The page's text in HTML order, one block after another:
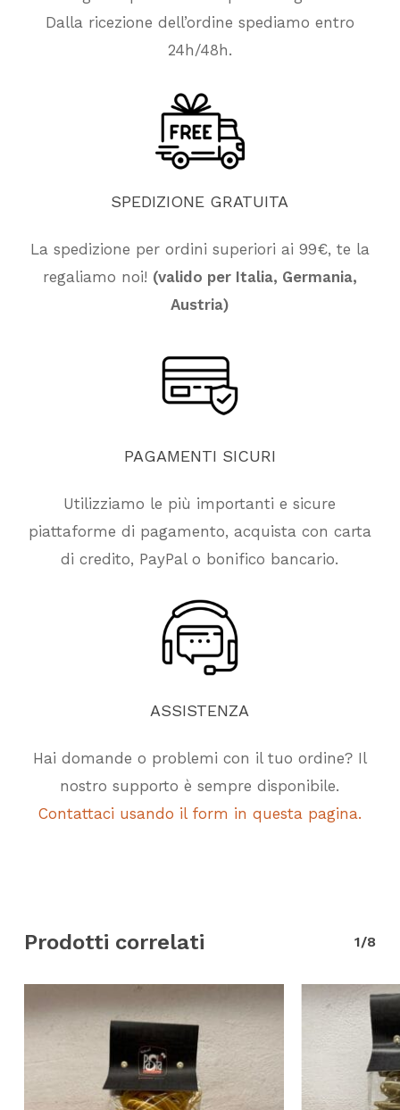
Nessun prodotto nel carrello.
Dalla ricezione dell’ordine spediamo entro
24h/48h.
SPEDIZIONE GRATUITA
La spedizione per ordini superiori ai 99€, te la
regaliamo noi! (valido per Italia, Germania,
Austria)
PAGAMENTI SICURI
Utilizziamo le più importanti e sicure
piattaforme di pagamento, acquista con carta
di credito, PayPal o bonifico bancario.
ASSISTENZA
Hai domande o problemi con il tuo ordine? Il
nostro supporto è sempre disponibile.
Contattaci usando il form in questa pagina.
Prodotti correlati 1/8